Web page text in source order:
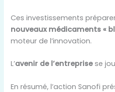
Ces investissements
nouveaux médicaments «
moteur de l’innovation.
L’avenir de l’entreprisese
En résumé, l’action Sanofi